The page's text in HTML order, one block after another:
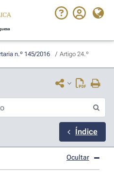
n.º 145/2016 / Artigo 24.º
Índice
Ocultar